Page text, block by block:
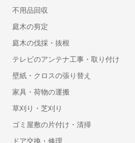
勤怠管理システム
労務管理システム
人事評価システム
タレントマネジメントシステム
給与前払いサービス
Web給与明細システム
人事管理システム
eラーニングシステム
不用品回収
庭木の剪定
庭木の伐採・抜根
テレビのアンテナ工事・取り付け
壁紙・クロスの張り替え
家具・荷物の運搬
草刈り・芝刈り
ゴミ屋敷の片付け・清掃
ドア交換・修理